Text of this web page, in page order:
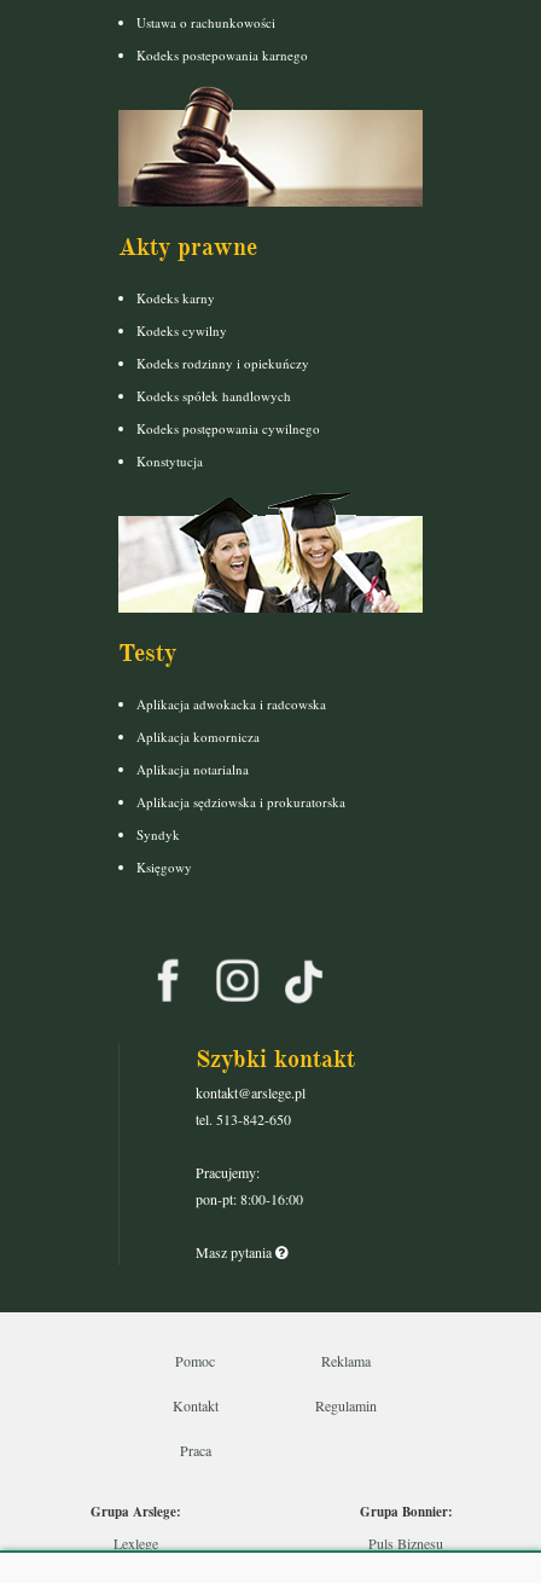
Ustawa o rachunkowości
Kodeks postepowania karnego
Akty prawne
Kodeks karny
Kodeks cywilny
Kodeks rodzinny i opiekuńczy
Kodeks spółek handlowych
Kodeks postępowania cywilnego
Konstytucja
Testy
Aplikacja adwokacka i radcowska
Aplikacja komornicza
Aplikacja notarialna
Aplikacja sędziowska i prokuratorska
Syndyk
Księgowy
Szybki kontakt
kontakt@arslege.pl
tel. 513-842-650
Pracujemy:
pon-pt: 8:00-16:00
Masz pytania
Pomoc Reklama
Kontakt Regulamin
Praca
Grupa Arslege:
Lexlege
Grupa Bonnier:
Puls Biznesu